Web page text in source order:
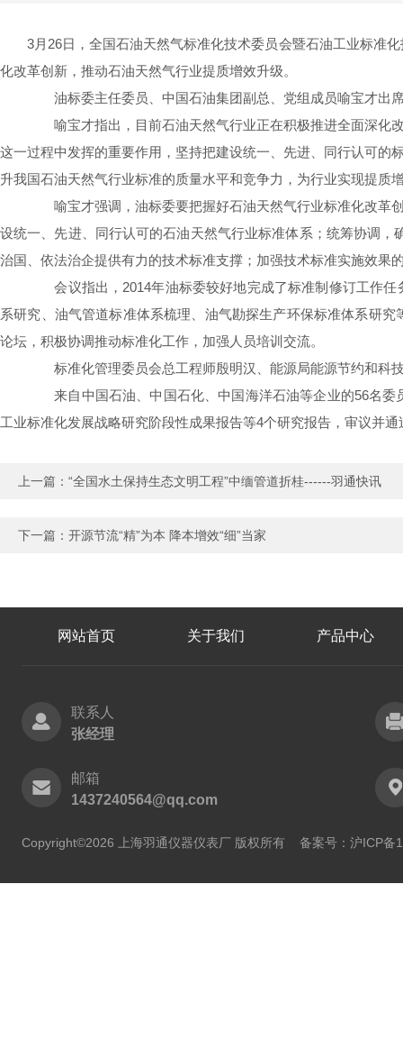
3月26日，全国石油天然气标准化技术委员会暨石油工业标准
化改革创新，推动石油天然气行业提质增效升级。
油标委主任委员、中国石油集团副总、党组成员喻宝才出
喻宝才指出，目前石油天然气行业正在积极推进全面深化
这一过程中发挥的重要作用，坚持把建设统一、先进、同行认可的
升我国石油天然气行业标准的质量水平和竞争力，为行业实现提质
喻宝才强调，油标委要把握好石油天然气行业标准化改革
设统一、先进、同行认可的石油天然气行业标准体系；统筹协调
治国、依法治企提供有力的技术标准支撑；加强技术标准实施效
会议指出，2014年油标委较好地完成了标准制修订工作任
系研究、油气管道标准体系梳理、油气勘探生产环保标准体系研
论坛，积极协调推动标准化工作，加强人员培训交流。
标准化管理委员会总工程师殷明汉、能源局能源节约和科
来自中国石油、中国石化、中国海洋石油等企业的56名委
工业标准化发展战略研究阶段性成果报告等4个研究报告，审议并
上一篇： “全国水土保持生态文明工程”中缅管道折桂------羽通快讯
下一篇： 开源节流“精”为本 降本增效“细”当家
网站首页 关于我们 产品中心
联系人
张经理
邮箱
1437240564@qq.com
Copyright©2026 上海羽通仪器仪表厂 版权所有 备案号：沪ICP备